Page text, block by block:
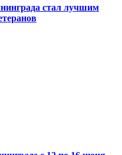
стал лучшим